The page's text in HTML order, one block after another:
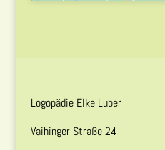
Logopädie Elke Luber
Vaihinger Straße 24